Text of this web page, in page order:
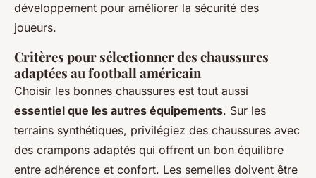
développement pour améliorer la sécurité des
joueurs.
Critères pour sélectionner des chaussures
adaptées au football américain
Choisir les bonnes chaussures est tout aussi
essentiel que les autres équipements. Sur les
terrains synthétiques, privilégiez des chaussures avec
des crampons adaptés qui offrent un bon équilibre
entre adhérence et confort. Les semelles doivent être